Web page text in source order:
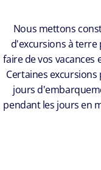
Nous mettons
d'excursions à
faire de vos vacances
Certaines
jours
pendant les jours en